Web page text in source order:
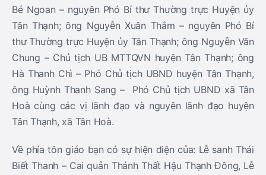
Bé Ngoan – nguyên Phó Bí thư Thường trực Huyện ủy
Tân Thạnh; ông Nguyễn Xuân Thắm – nguyên Phó Bí
thư Thường trực Huyện ủy Tân Thạnh; ông Nguyễn Văn
Chung – Chủ tịch UB MTTQVN huyện Tân Thạnh; ông
Hà Thanh Chì – Phó Chủ tịch UBND huyện Tân Thạnh,
ông Huỳnh Thanh Sang – Phó Chủ tịch UBND xã Tân
Hoà cùng các vị lãnh đạo và nguyên lãnh đạo huyện
Tân Thạnh, xã Tân Hoà.
Về phía tôn giáo bạn có sự hiện diện của: Lễ sanh Thái
Biết Thanh – Cai quản Thánh Thất Hậu Thạnh Đông, Lễ